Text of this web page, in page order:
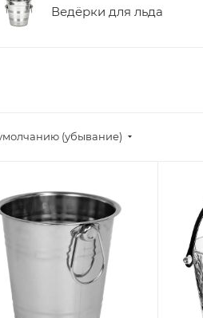
Ведёрки для льда
(убывание)